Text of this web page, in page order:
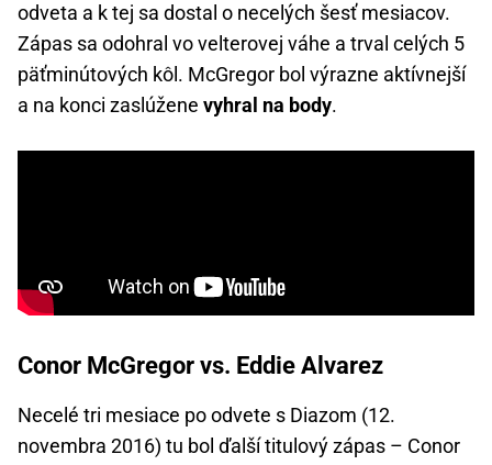
odveta a k tej sa dostal o necelých šesť mesiacov.
Zápas sa odohral vo velterovej váhe a trval celých 5
päťminútových kôl. McGregor bol výrazne aktívnejší
a na konci zaslúžene vyhral na body.
Conor McGregor vs. Eddie Alvarez
Necelé tri mesiace po odvete s Diazom (12.
novembra 2016) tu bol ďalší titulový zápas – Conor